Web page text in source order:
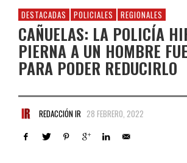
DESTACADAS POLICIALES REGIONALES
CAÑUELAS: LA POLICÍA
PIERNA A UN HOMBRE
PARA PODER REDUCIRLO
REDACCIÓN IR 28 FEBRERO, 2022